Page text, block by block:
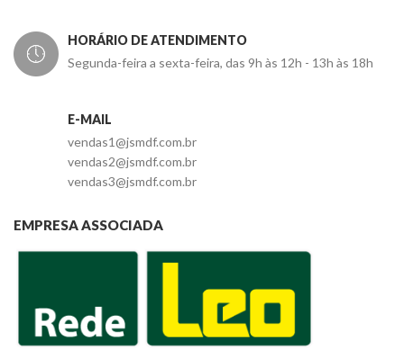
HORÁRIO DE ATENDIMENTO
Segunda-feira a sexta-feira, das 9h às 12h - 13h às 18h
E-MAIL
vendas1@jsmdf.com.br
vendas2@jsmdf.com.br
vendas3@jsmdf.com.br
EMPRESA ASSOCIADA